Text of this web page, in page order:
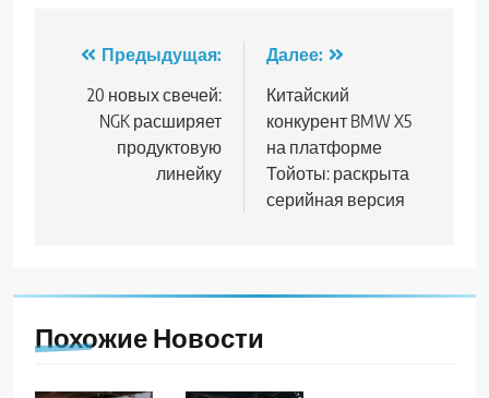
Навигация
по
записям
Предыдущая:
20 новых свечей:
NGK расширяет
продуктовую
линейку
Далее:
Китайский
конкурент BMW X5
на платформе
Тойоты: раскрыта
серийная версия
Похожие Новости